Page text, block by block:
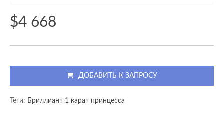
$4 668
ДОБАВИТЬ К ЗАПРОСУ
Теги: Бриллиант 1 карат принцесса